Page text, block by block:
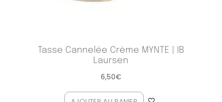
Tasse Cannelée Crème MYNTE | IB
Laursen
6,50€